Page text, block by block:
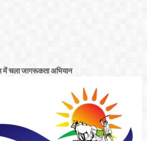
में चला जागरूकता अभियान